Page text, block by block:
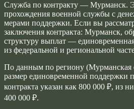
Служба по контракту — Мурманск.
прохождения военной службы с
мерами поддержки. Если вы
заключения контракта: Мурманск,
структуру выплат —
из федеральной и региональной
По данным по региону (Мурманская
размер единовременной поддержки
контракта указан как 800 000 ₽, из
400 000 ₽.